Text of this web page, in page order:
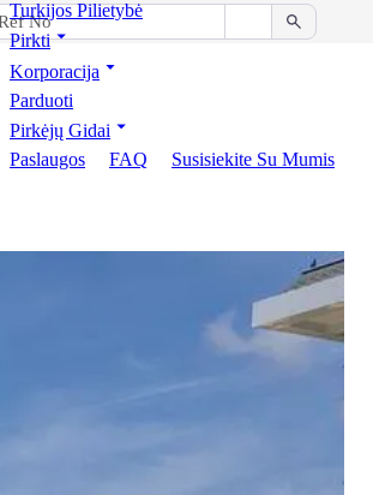
Turkijos Pilietybė
Pirkti
Korporacija
Parduoti
Pirkėjų Gidai
Paslaugos
FAQ Susisiekite Su Mumis